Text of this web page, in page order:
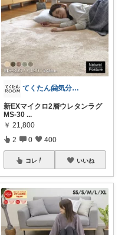
てくたん🤗気分がアガる⤴インテリア雑貨
新EXマイクロ2層ウレタンラグ
MS-30 ...
￥ 21,800
2 0 400
コレ いいね